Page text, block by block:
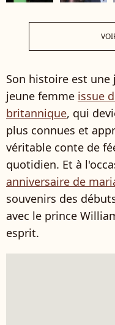
Son histoire est une
jeune femme issue
britannique, qui
plus connues et
véritable conte de
quotidien. Et à
anniversaire de
souvenirs des
avec le prince
esprit.